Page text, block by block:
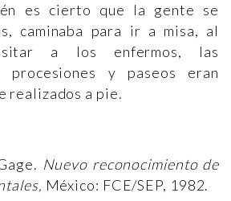
es cierto que la gente se
caminaba para ir a misa, al
a los enfermos, las
procesiones y paseos eran
realizados a pie.
Nuevo reconocimiento de
México: FCE/SEP, 1982.